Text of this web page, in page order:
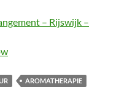
– Rijswijk –
AROMATHERAPIE